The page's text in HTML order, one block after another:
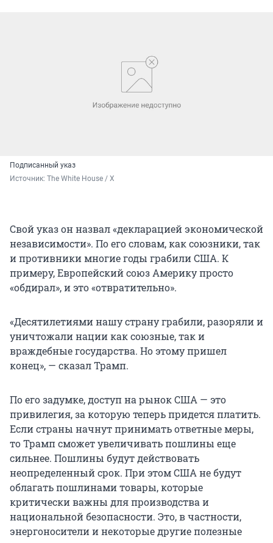
Подписанный указ
Источник: The White House / X
Свой указ он назвал «декларацией экономической
независимости». По его словам, как союзники, так
и противники многие годы грабили США. К
примеру, Европейский союз Америку просто
«обдирал», и это «отвратительно».
«Десятилетиями нашу страну грабили, разоряли и
уничтожали нации как союзные, так и
враждебные государства. Но этому пришел
конец», — сказал Трамп.
По его задумке, доступ на рынок США — это
привилегия, за которую теперь придется платить.
Если страны начнут принимать ответные меры,
то Трамп сможет увеличивать пошлины еще
сильнее. Пошлины будут действовать
неопределенный срок. При этом США не будут
облагать пошлинами товары, которые
критически важны для производства и
национальной безопасности. Это, в частности,
энергоносители и некоторые другие полезные